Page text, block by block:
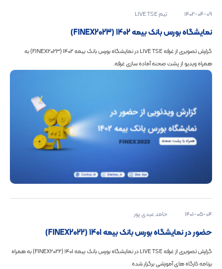
1402-04-09 تیم LIVE TSE
نمایشگاه بورس بانک بیمه 1402 (FINEX2023)
گزارش تصویری از غرفه LIVE TSE در نمایشگاه بورس بانک بیمه 1402 (FINEX2023) به
همراه ویدیو از پشت صحنه آماده سازی غرفه.
1401-05-04 حامد عبدی پور
حضور در نمایشگاه بورس بانک بیمه 1401 (FINEX2022)
گزارش تصویری از غرفه LIVE TSE در نمایشگاه بورس بانک بیمه 1401 (FINEX2022) به همراه
برنامه کارگاه های آموزشی برگزار شده